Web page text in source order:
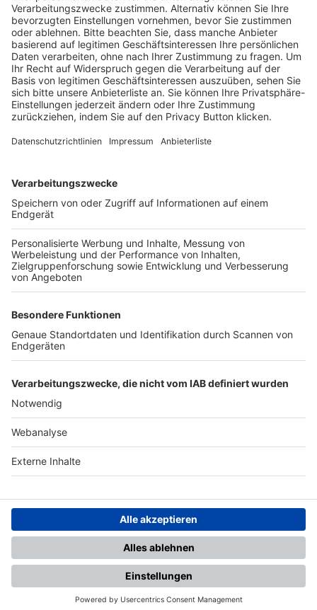
Schulungsangebot Vereinsmitarbeiter
BFV-Geschäftsstellen
Trainerbörse
Login SpielPlus
FOLGE DEM BFV
TOP-VEREINE
TOP-PARTNER
Nutzungsbedingungen Datenschutz Impressum